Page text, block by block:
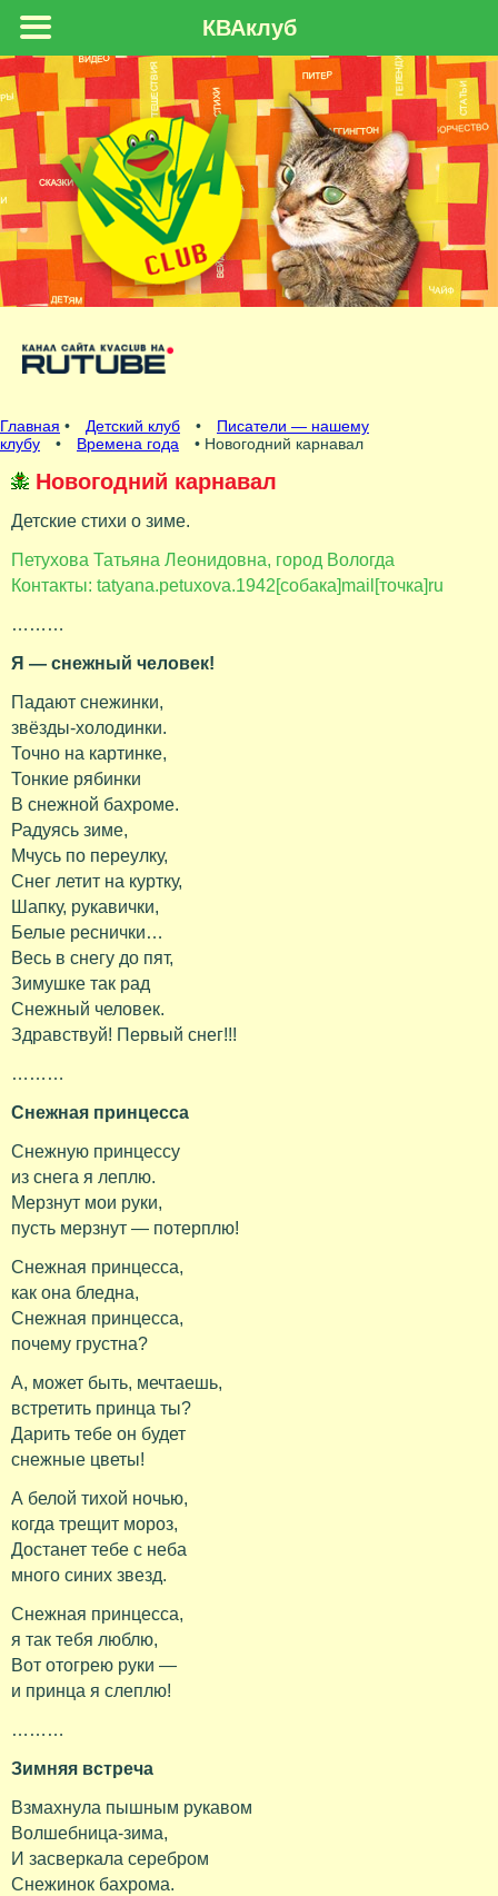
Главная • Детский клуб •
Писатели — нашему
клубу
• Времена года • Новогодний карнавал
Новогодний карнавал
Детские стихи о зиме.
Петухова Татьяна Леонидовна, город Вологда
Контакты: tatyana.petuxova.1942[собака]mail[точка]ru
………
Я — снежный человек!
Падают снежинки,
звёзды-холодинки.
Точно на картинке,
Тонкие рябинки
В снежной бахроме.
Радуясь зиме,
Мчусь по переулку,
Снег летит на куртку,
Шапку, рукавички,
Белые реснички…
Весь в снегу до пят,
Зимушке так рад
Снежный человек.
Здравствуй! Первый снег!!!
………
Снежная принцесса
Снежную принцессу
из снега я леплю.
Мерзнут мои руки,
пусть мерзнут — потерплю!
Снежная принцесса,
как она бледна,
Снежная принцесса,
почему грустна?
А, может быть, мечтаешь,
встретить принца ты?
Дарить тебе он будет
снежные цветы!
А белой тихой ночью,
когда трещит мороз,
Достанет тебе с неба
много синих звезд.
Снежная принцесса,
я так тебя люблю,
Вот отогрею руки —
и принца я слеплю!
………
Зимняя встреча
Взмахнула пышным рукавом
Волшебница-зима,
И засверкала серебром
Снежинок бахрома.
КВАклуб